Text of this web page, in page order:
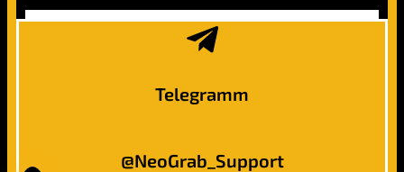
Telegramm
@NeoGrab_Support